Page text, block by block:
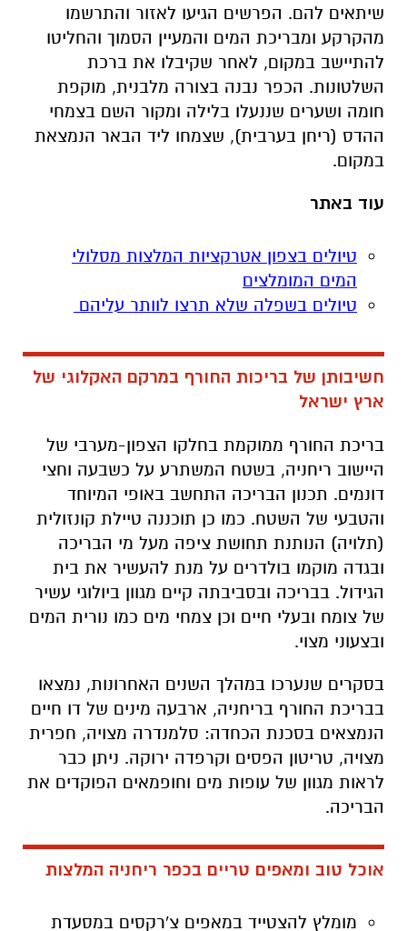
שיתאים להם. הפרשים הגיעו לאזור והתרשמו
מהקרקע ומבריכת המים והמעיין הסמוך והחליטו
להתיישב במקום, לאחר שקיבלו את ברכת
השלטונות. הכפר נבנה בצורה מלבנית, מוקפת
חומה ושערים שננעלו בלילה ומקור השם בצמחי
ההדס (ריחן בערבית), שצמחו ליד הבאר הנמצאת
במקום.
עוד באתר
טיולים בצפון אטרקציות המלצות מסלולי
המים המומלצים
טיולים בשפלה שלא תרצו לוותר עליהם
חשיבותן של בריכות החורף במרקם האקלוגי של
ארץ ישראל
בריכת החורף ממוקמת בחלקו הצפון-מערבי של
היישוב ריחניה, בשטח המשתרע על כשבעה וחצי
דונמים. תכנון הבריכה התחשב באופי המיוחד
והטבעי של השטח. כמו כן תוכננה טיילת קונזולית
(תלויה) הנותנת תחושת ציפה מעל מי הבריכה
ובגדה מוקמו בולדרים על מנת להעשיר את בית
הגידול. בבריכה ובסביבתה קיים מגוון ביולוגי עשיר
של צומח ובעלי חיים וכן צמחי מים כמו נורית המים
ובצעוני מצוי.
בסקרים שנערכו במהלך השנים האחרונות, נמצאו
בבריכת החורף בריחניה, ארבעה מינים של דו חיים
הנמצאים בסכנת הכחדה: סלמנדרה מצויה, חפרית
מצויה, טריטון הפסים וקרפדה ירוקה. ניתן כבר
לראות מגוון של עופות מים וחופמאים הפוקדים את
הבריכה.
אוכל טוב ומאפים טריים בכפר ריחניה המלצות
מומלץ להצטייד במאפים צ'רקסים במסעדת